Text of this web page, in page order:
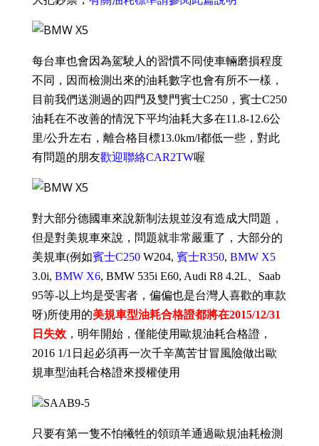
每台車也會因為駕駛 人的習慣不同使車輛磨損程度
不同，因而檢測出來的油耗數字也會有所不一樣，
目前我們送測過的四門及雙門賓士C250，賓士C250
油耗在不改善的情況下平均油耗大多在11.8-12.6公
里/公升左右，離合格目標13.0km/l都低一些， 對此
有問題的朋友歡迎聯絡CAR2TW喔
對大部分德國車來說新制法規並沒有造成大問題，
但是對美規車來說，問題就非常嚴重了，大部分的
美規車(例如賓士C250W204, 賓士R350, BMW X5
3.0i, BMW X6, BMW 535i E60, Audi R8 4.2L、 Saab
95等-以上均是受害者，偏偏也是台灣人喜歡的車款
呀)所使用的美規車型油耗合格證都將在2015/12/31
日失效， 明年開始，僅能使用歐規油耗合格證，
2016 1/1日起必須再一次千辛萬苦甘冒風險做出歐
規車型油耗合格證來授權使用
只要有第一隻不怕犧牲的領頭羊通過歐規油耗檢測